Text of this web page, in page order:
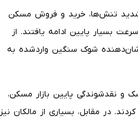
تشدید تنش‌ها، خرید و فروش مسکن
بسیار پایین ادامه یافتند. از
شوک سنگین واردشده به
و نقدشوندگی پایین بازار مسکن،
در مقابل، بسیاری از مالکان نیز